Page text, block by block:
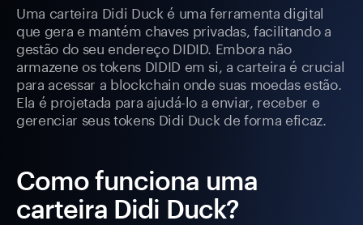
Uma carteira Didi Duck é uma ferramenta digital
que gera e mantém chaves privadas, facilitando a
gestão do seu endereço DIDID. Embora não
armazene os tokens DIDID em si, a carteira é crucial
para acessar a blockchain onde suas moedas estão.
Ela é projetada para ajudá-lo a enviar, receber e
gerenciar seus tokens Didi Duck de forma eficaz.
Como funciona uma
carteira Didi Duck?